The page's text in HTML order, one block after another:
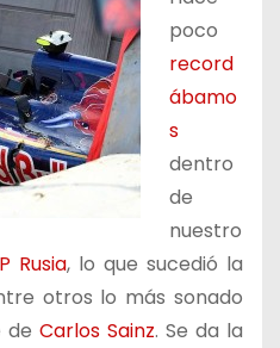
poco
record
ábamo
s
dentro
de
nuestro
Rusia, lo que sucedió la
otros lo más sonado
de Carlos Sainz. Se da la